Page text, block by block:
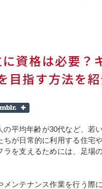
資格は必要？
目指す方法を
の平均年齢が30代など、若
ちが日常的に利用する住宅
ラを支えるためには、足場
メンテナンス作業を行う際